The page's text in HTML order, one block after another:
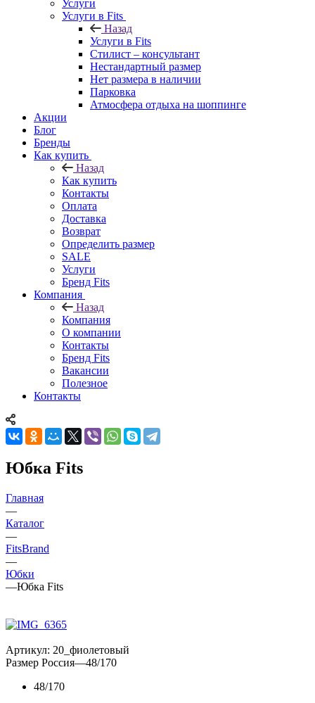
Услуги
Услуги в Fits
Назад
Услуги в Fits
Стилист – консультант
Нестандартный размер
Нет размера в наличии
Парковка
Атмосфера отдыха на шоппинге
Акции
Блог
Бренды
Как купить
Назад
Как купить
Контакты
Оплата
Доставка
Возврат
Определить размер
SALE
Услуги
Бренд Fits
Компания
Назад
Компания
О компании
Контакты
Бренд Fits
Вакансии
Полезное
Контакты
Юбка Fits
Главная
—
Каталог
—
FitsBrand
—
Юбки
—Юбка Fits
Артикул: 20_фиолетовый
Размер Россия—48/170
48/170